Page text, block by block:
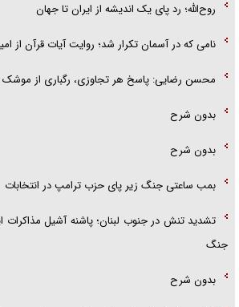
روح‌الله؛ رد پای یک اندیشه از ایران تا جهان
نامی که در آسمان تکرار شد؛ روایت آیات قرآن از
محسن رضایی: پاسخ هر تجاوزی، رگباری از موشک
بدون شرح
بدون شرح
بمب ساعتی جنگ زیر پای حزب ترام‍پ در انتخابات
تشدید تنش در جنوب لبنان؛ پاشنه آشیل مذاکرات
جنگ
بدون شرح